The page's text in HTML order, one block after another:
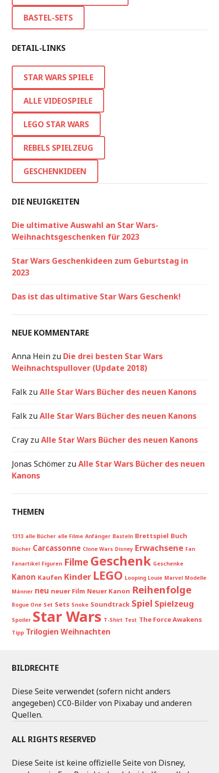
BASTEL-SETS
DETAIL-LINKS
STAR WARS SPIELE
ALLE VIDEOSPIELE
LEGO STAR WARS
REBELS SPIELZEUG
GESCHENKIDEEN
DIE NEUIGKEITEN
Die ultimative Auswahl an Star Wars-
Weihnachtsgeschenken für 2023
Star Wars Geschenkideen zum Geburtstag in
2023
Das ist das ultimative Star Wars Geschenk!
NEUE KOMMENTARE
Anna Hein zu Die drei besten Star Wars
Weihnachtspullover (Update 2018)
Falk zuAlle Star Wars Bücher des neuen Kanons
Falk zuAlle Star Wars Bücher des neuen Kanons
Cray zuAlle Star Wars Bücher des neuen Kanons
Jonas Schömer zuAlle Star Wars Bücher des neuen
Kanons
THEMEN
1313 alle Bücher alle Filme Anfänger Basteln Brettspiel Buch
Bücher Carcassonne Clone Wars Disney Erwachsene Fan
Fanartikel Figuren Filme Geschenk Geschenke
Kanon Kaufen Kinder LEGO Looping Louie Marvel Modelle
Männer neu neuer Film Neuer Kanon Reihenfolge
Rogue One Set Sets Snoke Soundtrack Spiel Spielzeug
Spoiler Star Wars T-Shirt Test The Force Awakens
Tipp Trilogien Weihnachten
BILDRECHTE
Diese Seite verwendet (sofern nicht anders
angegeben) CC0-Bilder von Pixabay und anderen
Quellen.
ALL RIGHTS RESERVED
Diese Seite ist keine offizielle Seite von Disney,